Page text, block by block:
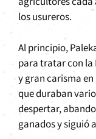
los usureros.
Al principio,
para tratar con la
y gran carisma
que duraban
despertar,
ganados y siguió